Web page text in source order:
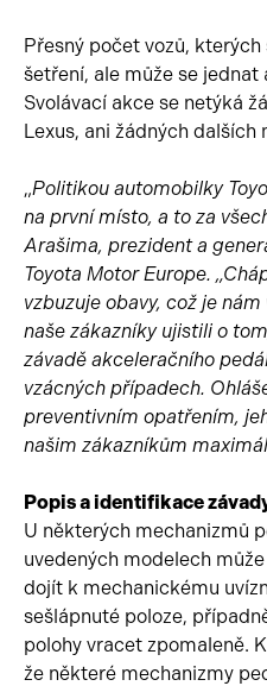
Přesný počet vozů,
šetření, ale může se jednat
Svolávací akce se netýká
Lexus, ani žádných dalších
„Politikou automobilky
na první místo, a to za
Arašima, prezident a
Toyota Motor Europe.
vzbuzuje obavy, což je
naše zákazníky ujistili o
závadě akceleračního
vzácných případech.
preventivním opatřením,
našim zákazníkům
Popis a identifikace
U některých mechanizmů
uvedených modelech
dojít k mechanickému
sešlápnuté poloze,
polohy vracet zpomaleně.
že některé mechanizmy